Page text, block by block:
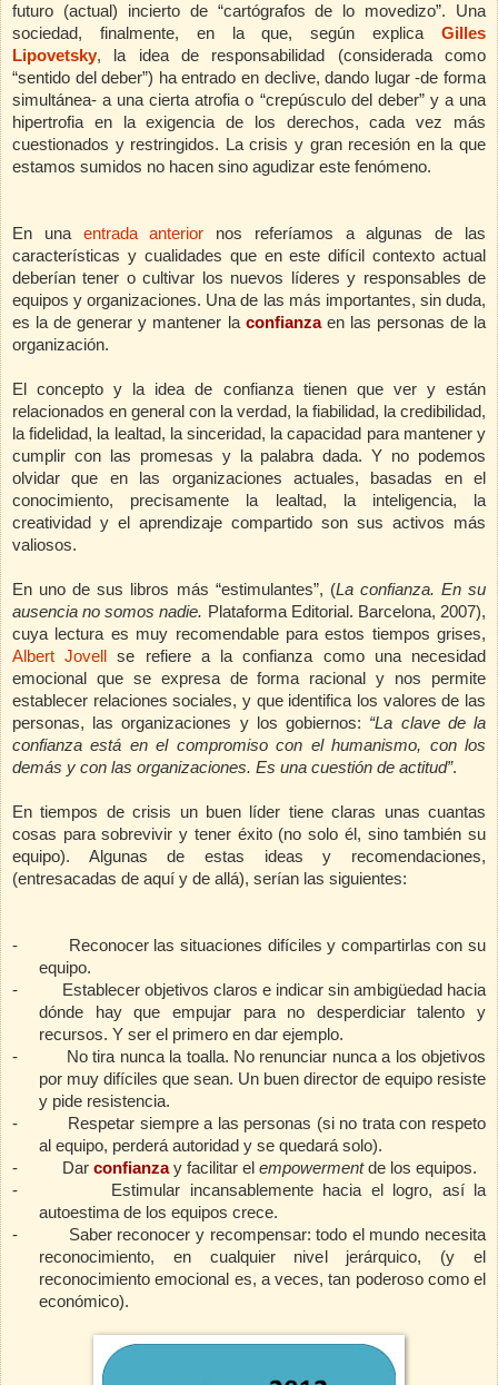
futuro (actual) incierto de “cartógrafos de lo movedizo”. Una
sociedad, finalmente, en la que, según explica Gilles
Lipovetsky, la idea de responsabilidad (considerada como
“sentido del deber”) ha entrado en declive, dando lugar -de forma
simultánea- a una cierta atrofia o “crepúsculo del deber” y a una
hipertrofia en la exigencia de los derechos, cada vez más
cuestionados y restringidos. La crisis y gran recesión en la que
estamos sumidos no hacen sino agudizar este fenómeno.
En una entrada anterior nos referíamos a algunas de las
características y cualidades que en este difícil contexto actual
deberían tener o cultivar los nuevos líderes y responsables de
equipos y organizaciones. Una de las más importantes, sin duda,
es la de generar y mantener la confianzaen las personas de la
organización.
El concepto y la idea de confianza tienen que ver y están
relacionados en general con la verdad, la fiabilidad, la credibilidad,
la fidelidad, la lealtad, la sinceridad, la capacidad para mantener y
cumplir con las promesas y la palabra dada. Y no podemos
olvidar que en las organizaciones actuales, basadas en el
conocimiento, precisamente la lealtad, la inteligencia, la
creatividad y el aprendizaje compartido son sus activos más
valiosos.
En uno de sus libros más “estimulantes”, (La confianza. En su
ausencia no somos nadie. Plataforma Editorial. Barcelona, 2007),
cuya lectura es muy recomendable para estos tiempos grises,
Albert Jovell
se refiere a la confianza como una necesidad
emocional que se expresa de forma racional y nos permite
establecer relaciones sociales, y que identifica los valores de las
personas, las organizaciones y los gobiernos: “La clave de la
confianza está en el compromiso con el humanismo, con los
demás y con las organizaciones. Es una cuestión de actitud”.
En tiempos de crisis un buen líder tiene claras unas cuantas
cosas para sobrevivir y tener éxito (no solo él, sino también su
equipo). Algunas de estas ideas y recomendaciones,
(entresacadas de aquí y de allá), serían las siguientes:
-
Reconocer las situaciones difíciles y compartirlas con su
equipo.
-
Establecer objetivos claros e indicar sin ambigüedad hacia
dónde hay que empujar para no desperdiciar talento y
recursos. Y ser el primero en dar ejemplo.
-
No tira nunca la toalla. No renunciar nunca a los objetivos
por muy difíciles que sean. Un buen director de equipo resiste
y pide resistencia.
-
Respetar siempre a las personas (si no trata con respeto
al equipo, perderá autoridad y se quedará solo).
-
Dar confianza y facilitar el empowermentde los equipos.
-
Estimular incansablemente hacia el logro, así la
autoestima de los equipos crece.
-
Saber reconocer y recompensar: todo el mundo necesita
reconocimiento, en cualquier nivel jerárquico, (y el
reconocimiento emocional es, a veces, tan poderoso como el
económico).